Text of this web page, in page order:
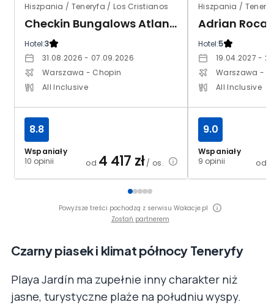
Hiszpania / Teneryfa / Los Cristianos
Checkin Bungalows Atlantida
Hotel:3
31.08.2026 - 07.09.2026
Warszawa - Chopin
All Inclusive
Wspaniały
10 opinii
8.8
od 4 417 zł/ os.
Hiszpania /
Hotel:5
19.04.2027 -
Warszawa -
All Inclusive
Wspaniały
9 opinii
9.0
od
Powyższe treści pochodzą z serwisu Wakacje.pl
Zostań partnerem
Czarny piasek i klimat północy Teneryfy
Playa Jardín ma zupełnie inny charakter niż
jasne, turystyczne plaże na południu wyspy.